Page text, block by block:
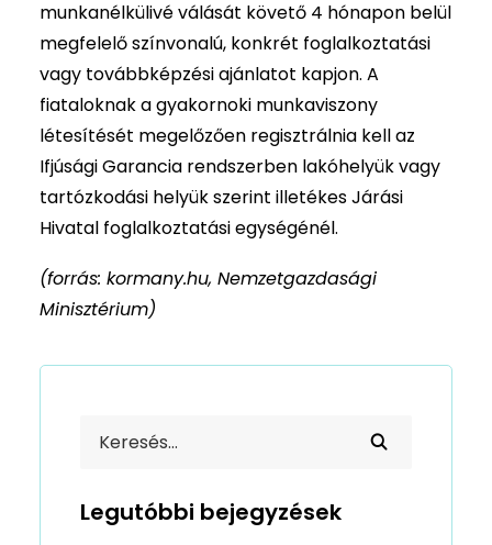
munkanélkülivé válását követő 4 hónapon belül
megfelelő színvonalú, konkrét foglalkoztatási
vagy továbbképzési ajánlatot kapjon. A
fiataloknak a gyakornoki munkaviszony
létesítését megelőzően regisztrálnia kell az
Ifjúsági Garancia rendszerben lakóhelyük vagy
tartózkodási helyük szerint illetékes Járási
Hivatal foglalkoztatási egységénél.
(forrás: kormany.hu, Nemzetgazdasági
Minisztérium)
Legutóbbi bejegyzések